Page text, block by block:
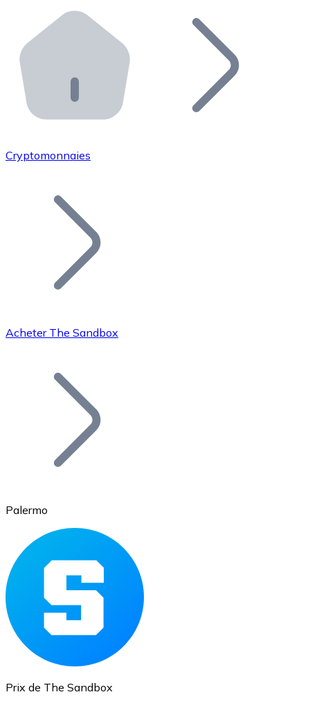
Distributeurs automatiques Bitnovo
Intégrez un ATM Bitnovo dans votre entreprise et
API Bitnovo
Intégrez notre API dans votre écosystème.
Rejoignez notre réseau de distributeurs et
Ajoutez le token de votre projet à notre service
Bitcoin
Ethereum
ETH
Cryptomonnaies
Acheter The Sandbox
Palermo
Prix de The Sandbox